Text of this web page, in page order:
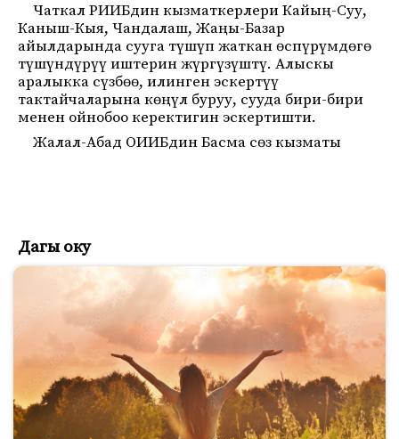
Чаткал РИИБдин кызматкерлери Кайың-Суу,
Каныш-Кыя, Чандалаш, Жаңы-Базар
айылдарында сууга түшүп жаткан өспүрүмдөгө
түшүндүрүү иштерин жүргүзүштү. Алыскы
аралыкка сүзбөө, илинген эскертүү
тактайчаларына көңүл буруу, сууда бири-бири
менен ойнобоо керектигин эскертишти.
Жалал-Абад ОИИБдин Басма сөз кызматы
Дагы оку